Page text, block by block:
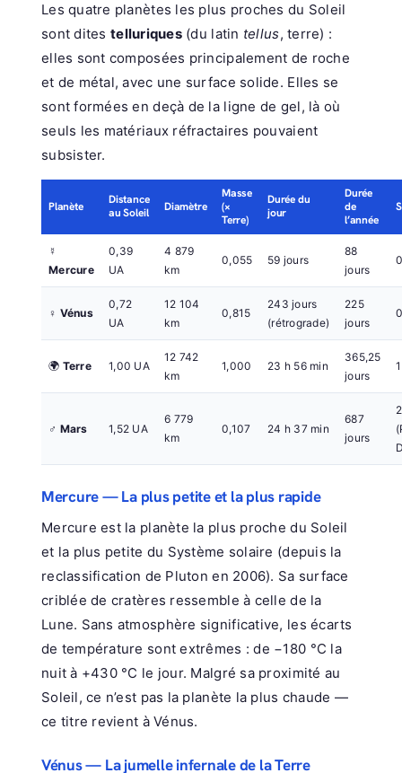
Les quatre planètes les plus proches du Soleil
sont dites telluriques(du latin tellus, terre) :
elles sont composées principalement de roche
et de métal, avec une surface solide. Elles se
sont formées en deçà de la ligne de gel, là où
seuls les matériaux réfractaires pouvaient
subsister.
Planète
Distance
au Soleil
Diamètre
Masse
(×
Terre)
Durée du
jour
Durée
de
l’année
☿
Mercure
0,39
UA
4 879
km
0,055 59 jours
88
jours
♀ Vénus
0,72
UA
12 104
km
0,815
243 jours
(rétrograde)
225
jours
🌍 Terre 1,00 UA
12 742
km
1,000 23 h 56 min
365,25
jours
♂ Mars 1,52 UA
6 779
km
0,107 24 h 37 min
687
jours
2
Mercure — La plus petite et la plus rapide
Mercure est la planète la plus proche du Soleil
et la plus petite du Système solaire (depuis la
reclassification de Pluton en 2006). Sa surface
criblée de cratères ressemble à celle de la
Lune. Sans atmosphère significative, les écarts
de température sont extrêmes : de −180 °C la
nuit à +430 °C le jour. Malgré sa proximité au
Soleil, ce n’est pas la planète la plus chaude —
ce titre revient à Vénus.
Vénus — La jumelle infernale de la Terre